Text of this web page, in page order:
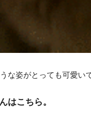
な姿がとっても可愛い
はこちら。